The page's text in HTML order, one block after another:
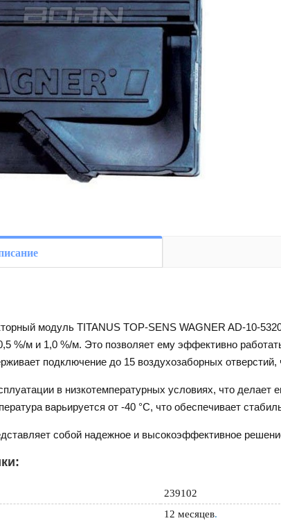
модуль TITANUS TOP-SENS WAGNER AD-10-
%/м и 1,0 %/м. Это позволяет ему эффективно
подключение до 15 воздухозаборных
в низкотемпературных условиях, что
варьируется от -40 °C, что обеспечивает
собой надежное и высокоэффективное
239102
12 месяцев.